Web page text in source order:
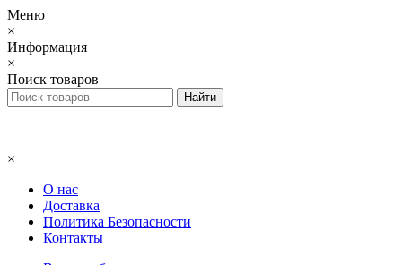
Меню
×
Информация
×
Поиск товаров
×
О нас
Доставка
Политика Безопасности
Контакты